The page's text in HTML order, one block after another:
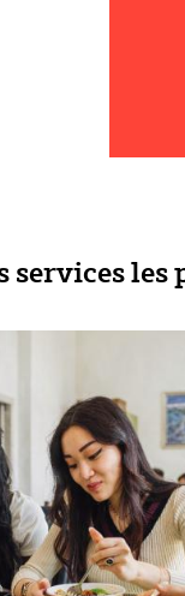
services les